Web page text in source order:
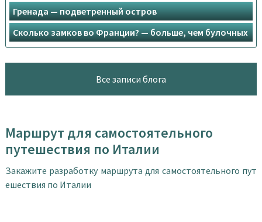
Гренада — подветренный остров
Сколько замков во Франции? — больше, чем булочных
Все записи блога
Маршрут для самостоятельного
путешествия по Италии
Закажите разработку маршрута для самостоятельного пут
ешествия по Италии